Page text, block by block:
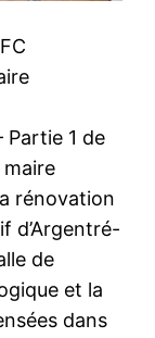
Partie 1 de
rénovation
d’Argentré-
de
et la
dans